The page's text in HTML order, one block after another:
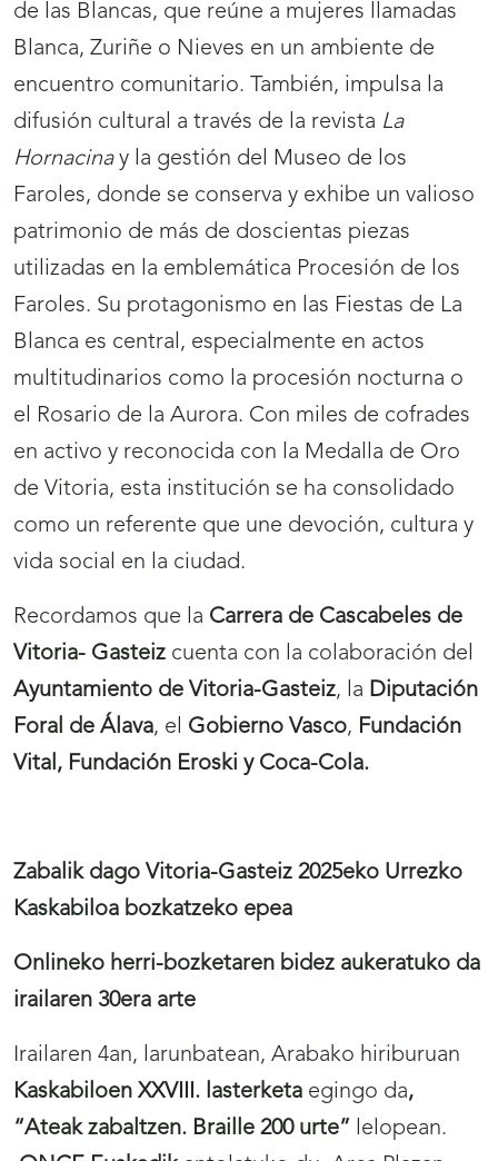
de las Blancas, que reúne a mujeres llamadas
Blanca, Zuriñe o Nieves en un ambiente de
encuentro comunitario. También, impulsa la
difusión cultural a través de la revista La
Hornacinay la gestión del Museo de los
Faroles, donde se conserva y exhibe un valioso
patrimonio de más de doscientas piezas
utilizadas en la emblemática Procesión de los
Faroles. Su protagonismo en las Fiestas de La
Blanca es central, especialmente en actos
multitudinarios como la procesión nocturna o
el Rosario de la Aurora. Con miles de cofrades
en activo y reconocida con la Medalla de Oro
de Vitoria, esta institución se ha consolidado
como un referente que une devoción, cultura y
vida social en la ciudad.
Recordamos que la Carrera de Cascabeles de
Vitoria- Gasteiz cuenta con la colaboración del
Ayuntamiento de Vitoria-Gasteiz, la Diputación
Foral de Álava, el Gobierno Vasco, Fundación
Vital, Fundación Eroski y Coca-Cola.
Zabalik dago Vitoria-Gasteiz 2025eko Urrezko
Kaskabiloa bozkatzeko epea
Onlineko herri-bozketaren bidez aukeratuko da
irailaren 30era arte
Irailaren 4an, larunbatean, Arabako hiriburuan
Kaskabiloen XXVIII. lasterketa egingo da,
“Ateak zabaltzen. Braille 200 urte” lelopean.